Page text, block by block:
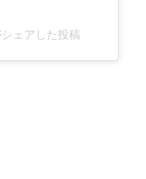
ェアした投稿